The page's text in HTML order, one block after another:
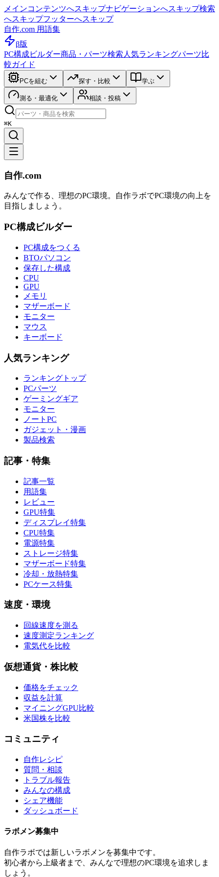
メインコンテンツへスキップナビゲーションへスキップ検索
へスキップフッターへスキップ
自作.com 用語集
β版
PC構成ビルダー商品・パーツ検索 人気ランキングパーツ比
較ガイド
PCを組む 探す・比較 学ぶ
測る・最適化 相談・投稿
⌘K
自作.com
みんなで作る、理想のPC環境。 自作ラボでPC環境の向上を
目指しましょう。
PC構成ビルダー
PC構成をつくる
BTOパソコン
保存した構成
CPU
GPU
メモリ
マザーボード
モニター
マウス
キーボード
人気ランキング
ランキングトップ
PCパーツ
ゲーミングギア
モニター
ノートPC
ガジェット・漫画
製品検索
記事・特集
記事一覧
用語集
レビュー
GPU特集
ディスプレイ特集
CPU特集
電源特集
ストレージ特集
マザーボード特集
冷却・放熱特集
PCケース特集
速度・環境
回線速度を測る
速度測定ランキング
電気代を比較
仮想通貨・株比較
価格をチェック
収益を計算
マイニングGPU比較
米国株を比較
コミュニティ
自作レシピ
質問・相談
トラブル報告
みんなの構成
シェア機能
ダッシュボード
ラボメン募集中
自作ラボでは新しいラボメンを募集中です。
初心者から上級者まで、みんなで理想のPC環境を追求しま
しょう。